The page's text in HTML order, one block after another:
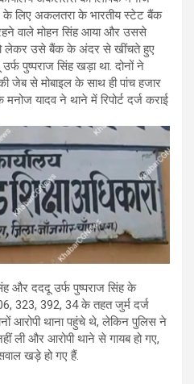
के लिए अकलतरा के भारतीय स्टेट बैंक
वाले मोहन सिंह आया और उससे
को लेकर उसे बैंक के अंदर से खींचते हुए
पुष्पराज सिंह खड़ा था. दोनों ने
जेब से मोबाइल के साथ ही पांच हजार
यादव ने थाने में रिपोर्ट दर्ज कराई
और दददू उर्फ पुष्पराज सिंह के
323, 392, 34 के तहत जुर्म दर्ज
आरोपी थाना पहुंचे थे, लेकिन पुलिस ने
ली और आरोपी थाने से गायब हो गए,
खड़े हो गए हैं.